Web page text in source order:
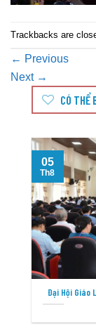
Trackbacks are
← Previous
Next →
CÓ THỂ
Đại Hội Giáo
05
Th8